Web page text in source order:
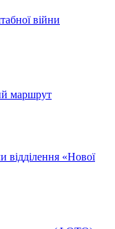
війни
маршрут
відділення «Нової